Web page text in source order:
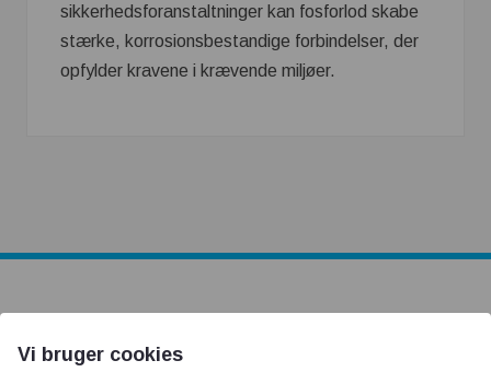
sikkerhedsforanstaltninger kan fosforlod skabe
stærke, korrosionsbestandige forbindelser, der
opfylder kravene i krævende miljøer.
Vi bruger cookies